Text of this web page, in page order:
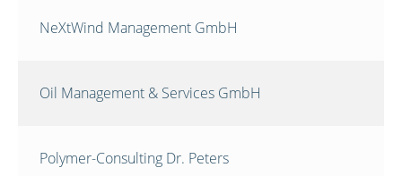
NeXtWind Management GmbH
Oil Management & Services GmbH
Polymer-Consulting Dr. Peters